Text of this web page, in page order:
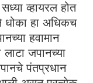
व्हायरल होत
हा अधिकच
हवामान
जपानच्या
पंतप्रधान